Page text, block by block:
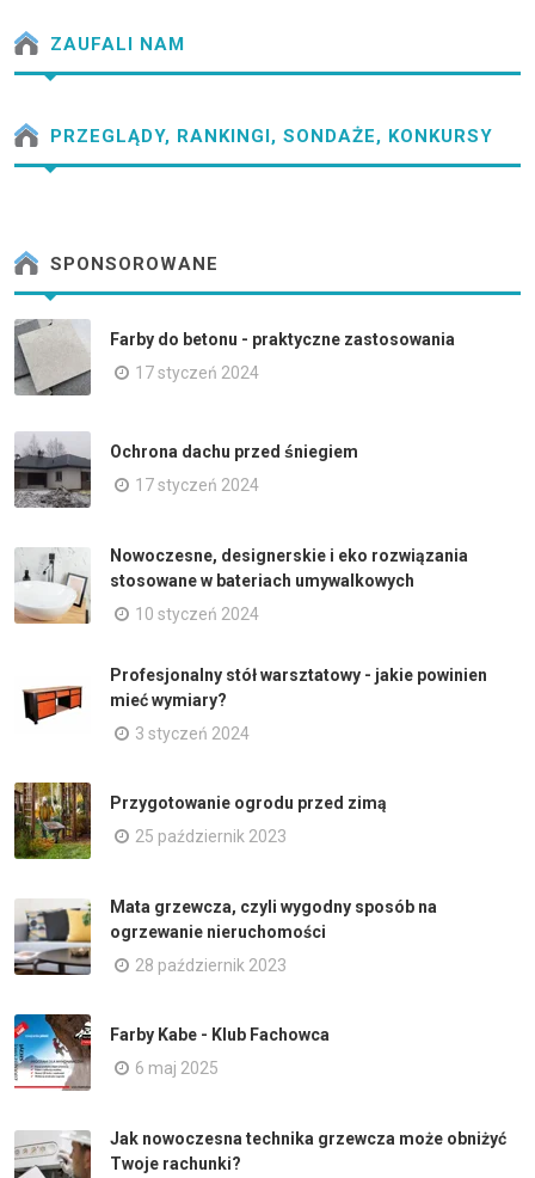
ZAUFALI NAM
PRZEGLĄDY, RANKINGI, SONDAŻE, KONKURSY
SPONSOROWANE
Farby do betonu - praktyczne zastosowania
17 styczeń 2024
Ochrona dachu przed śniegiem
17 styczeń 2024
Nowoczesne, designerskie i eko rozwiązania
stosowane w bateriach umywalkowych
10 styczeń 2024
Profesjonalny stół warsztatowy - jakie powinien
mieć wymiary?
3 styczeń 2024
Przygotowanie ogrodu przed zimą
25 październik 2023
Mata grzewcza, czyli wygodny sposób na
ogrzewanie nieruchomości
28 październik 2023
Farby Kabe - Klub Fachowca
6 maj 2025
Jak nowoczesna technika grzewcza może obniżyć
Twoje rachunki?